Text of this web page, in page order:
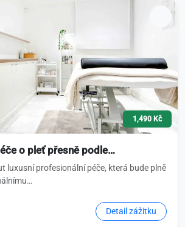
1,490 Kč
o pleť přesně podle…
luxusní profesionální péče, která bude plně
Detail zážitku